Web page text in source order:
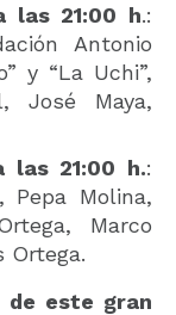
las 21:00 h.:
Antonio
y “La Uchi”,
José Maya,
las 21:00 h.:
Pepa Molina,
Marco
Ortega.
de este gran